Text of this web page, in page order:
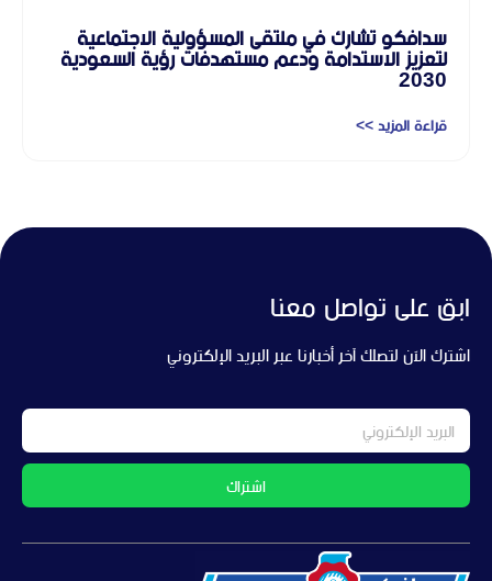
سدافكو تشارك في ملتقى المسؤولية الاجتماعية
لتعزيز الاستدامة ودعم مستهدفات رؤية السعودية
2030
قراءة المزيد >>
ابق على تواصل معنا
اشترك الآن لتصلك آخر أخبارنا عبر البريد الإلكتروني
اشتراك